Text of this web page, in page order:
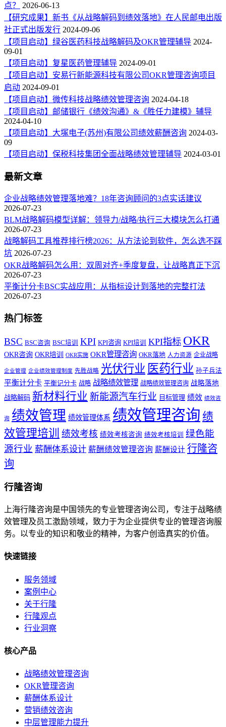
点？
2026-06-13
【研究成果】新书《从战略解码到绩效落地》在人民邮电出版
社正式出版发行 2024-09-06
【项目启动】绿谷医药科技战略解码及OKR管理辅导 2024-
09-01
【项目启动】复星医药管理辅导 2024-09-01
【项目启动】安易行新能源科技有限公司OKR管理咨询项目
启动 2024-09-01
【项目启动】微传科技战略绩效管理咨询 2024-04-18
【项目启动】邮储银行《绩效沟通》&《胜任力建模》辅导
2024-04-10
【项目启动】大塚电子(苏州)有限公司绩效薪酬咨询 2024-03-
09
【项目启动】保税科技集团全面战略绩效管理辅导 2024-03-01
最新文章
企业战略绩效管理落地难？18年咨询顾问的3点实话建议
2026-07-23
BLM战略解码模型详解：领导力/战略/执行三大模块怎么打通
2026-07-23
战略解码工具推荐排行榜2026：从方法论到软件，怎么选不踩
坑 2026-07-23
OKR战略解码怎么用：双周对齐+季度复盘，让战略真正下沉
2026-07-23
平衡计分卡BSC实战应用：从指标设计到落地的完整打法
2026-07-23
热门标签
BSC BSC咨询 BSC培训 KPI KPI咨询 KPI培训 KPI指标 OKR
OKR咨询 OKR培训 OKR实施 OKR管理咨询 OKR落地 人力资源 企业战略
企业管理 企业绩效管理制度 先胜战略 光伏行业 医药行业 孙子兵法
平衡计分卡 平衡记分卡 战略 战略绩效管理 战略绩效管理咨询 战略落地
战略解码 新材料行业 新能源汽车行业 目标管理 绩效 绩效咨
询 绩效管理 绩效管理体系 绩效管理咨询 绩
效管理培训
绩效考核 绩效考核咨询 绩效考核培训
绿色能
源行业 薪酬体系设计 薪酬绩效管理咨询 薪酬设计 行隆咨
询
行隆咨询
上海行隆咨询是中国领先的专业管理咨询公司，专注于战略绩
效管理及员工激励领域，致力于为企业提供专业的管理咨询服
务。以专业的知识和敬业的精神，为客户创造真实的价值。
快速链接
服务领域
案例中心
关于行隆
行隆观点
行业洞察
核心产品
战略绩效管理咨询
OKR管理咨询
薪酬体系设计
营销绩效咨询
中层管理能力提升